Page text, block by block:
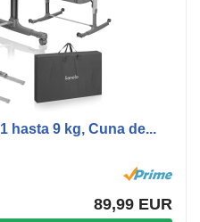
hasta 9 kg, Cuna de...
89,99 EUR